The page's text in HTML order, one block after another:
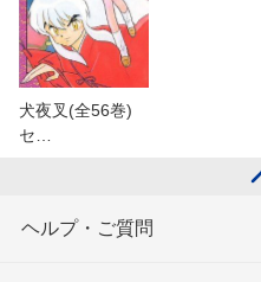
犬夜叉(全56巻)
セ…
ヘルプ・ご質問